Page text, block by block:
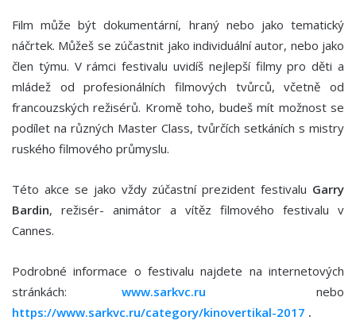
Film může být dokumentární, hraný nebo jako tematický
náčrtek. Můžeš se zúčastnit jako individuální autor, nebo jako
člen týmu. V rámci festivalu uvidíš nejlepší filmy pro děti a
mládež od profesionálních filmových tvůrců, včetně od
francouzských režisérů. Kromě toho, budeš mít možnost se
podílet na různých Master Class, tvůrčích setkáních s mistry
ruského filmového průmyslu.
Této akce se jako vždy zúčastní prezident festivalu Garry
Bardin, režisér- animátor a vítěz filmového festivalu v
Cannes.
Podrobné informace o festivalu najdete na internetových
stránkách:www.sarkvc.ru nebo
https://www.sarkvc.ru/category/kinovertikal-2017 .